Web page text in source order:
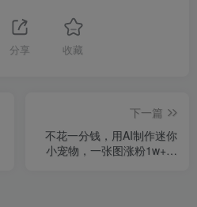
分享 收藏
下一篇
不花一分钱，用AI制作迷你
小宠物，一张图涨粉1w+，